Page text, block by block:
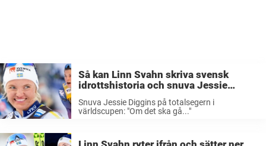
Så kan Linn Svahn skriva svensk
idrottshistoria och snuva Jessie
Diggins på totalsegern i världscupen:
”Om det ska gå…”
Snuva Jessie Diggins på totalsegern i
världscupen: "Om det ska gå..."